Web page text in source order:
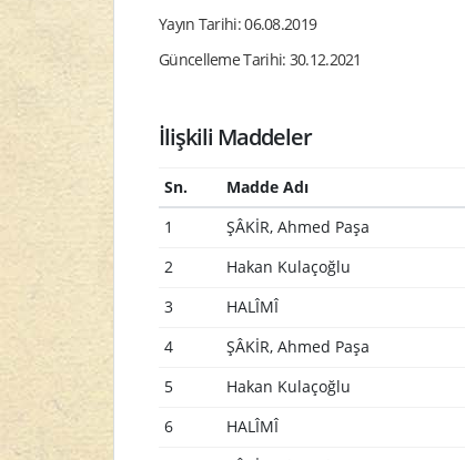
Yayın Tarihi: 06.08.2019
Güncelleme Tarihi: 30.12.2021
İlişkili Maddeler
Sn. Madde Adı
1
ŞÂKİR, Ahmed Paşa
2 Hakan Kulaçoğlu
3 HALÎMÎ
4 ŞÂKİR, Ahmed Paşa
5 Hakan Kulaçoğlu
6 HALÎMÎ